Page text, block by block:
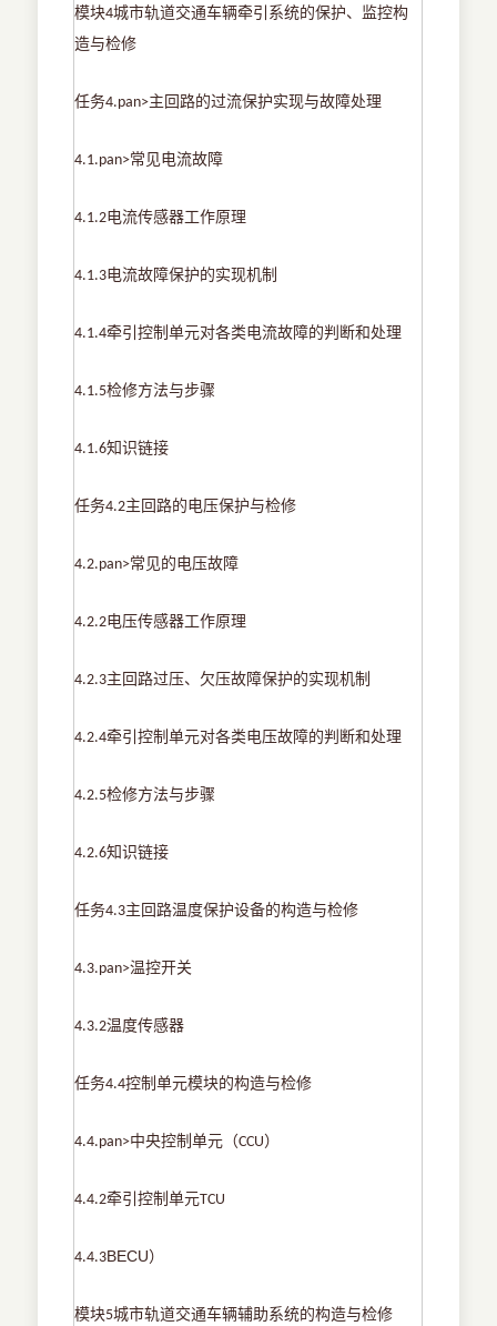
模块4城市轨道交通车辆牵引系统的保护、监控构
造与检修
任务4.pan>主回路的过流保护实现与故障处理
4.1.pan>常见电流故障
4.1.2电流传感器工作原理
4.1.3电流故障保护的实现机制
4.1.4牵引控制单元对各类电流故障的判断和处理
4.1.5检修方法与步骤
4.1.6知识链接
任务4.2主回路的电压保护与检修
4.2.pan>常见的电压故障
4.2.2电压传感器工作原理
4.2.3主回路过压、欠压故障保护的实现机制
4.2.4牵引控制单元对各类电压故障的判断和处理
4.2.5检修方法与步骤
4.2.6知识链接
任务4.3主回路温度保护设备的构造与检修
4.3.pan>温控开关
4.3.2温度传感器
任务4.4控制单元模块的构造与检修
4.4.pan>中央控制单元（CCU）
4.4.2牵引控制单元TCU
4.4.3BECU）
模块5城市轨道交通车辆辅助系统的构造与检修